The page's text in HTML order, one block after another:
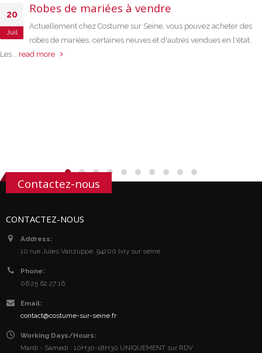
20
Juil
Robes de mariées à vendre
Actuellement chez Costume sur Seine, vous pouvez acheter des
robes de mariées, certaines neuves et d'autres vendues en l'état.
Les... read more
Contactez-nous
CONTACTEZ-NOUS
Address:
10 rue Jules Vanzuppe, 94200 Ivry sur seine
Phone:
06 25 62 27 16
Email:
contact@costume-sur-seine.fr
Working Days/Hours:
Mardi - Samedi : 10H30-18H30 UNIQUEMENT sur RDV